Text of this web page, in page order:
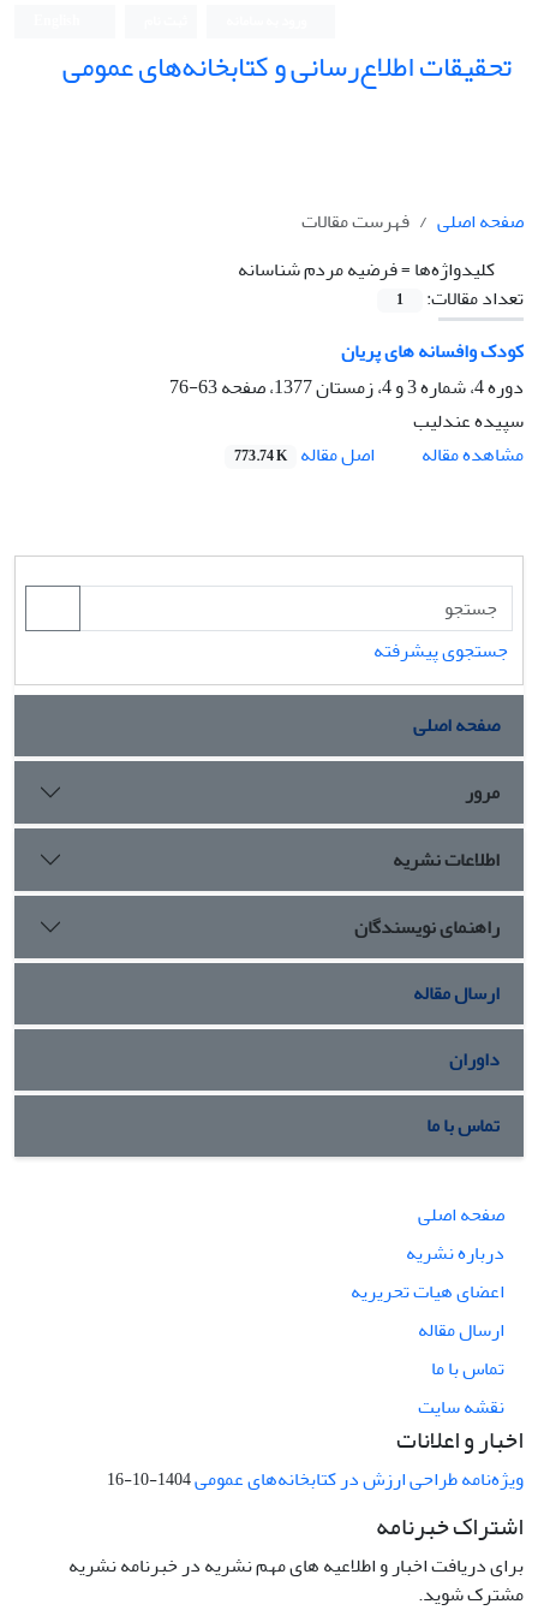
تحقیقات اطلاع‌رسانی و کتابخانه‌های عمومی
صفحه اصلی
فهرست مقالات
کلیدواژه‌ها =فرضیه مردم شناسانه
تعداد مقالات:
1
کودک وافسانه های پریان
دوره 4، شماره 3 و 4، زمستان 1377، صفحه
63-76
سپیده عندلیب
مشاهده مقاله
اصل مقاله 773.74 K
جستجوی پیشرفته
صفحه اصلی
مرور
اطلاعات نشریه
راهنمای نویسندگان
ارسال مقاله
داوران
تماس با ما
صفحه اصلی
درباره نشریه
اعضای هیات تحریریه
ارسال مقاله
تماس با ما
نقشه سایت
اخبار و اعلانات
ویژه‌نامه طراحی ارزش در کتابخانه‌های عمومی1404-10-16
اشتراک خبرنامه
برای دریافت اخبار و اطلاعیه های مهم نشریه در خبرنامه نشریه
مشترک شوید.